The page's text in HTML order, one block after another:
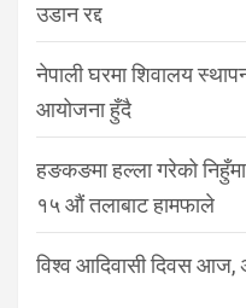
उडान रद्द
नेपाली घरमा शिवालय
आयोजना हुँदै
हङकङमा हल्ला गरेको
१५ औं तलाबाट हामफाले
विश्व आदिवासी दिवस आज,